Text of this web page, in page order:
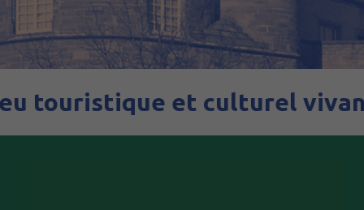
et culturel vivant -